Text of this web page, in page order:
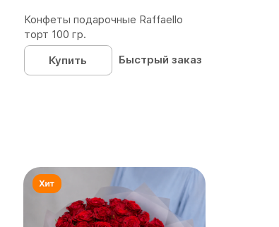
Конфеты подарочные Raffaello
торт 100 гр.
Купить
Быстрый заказ